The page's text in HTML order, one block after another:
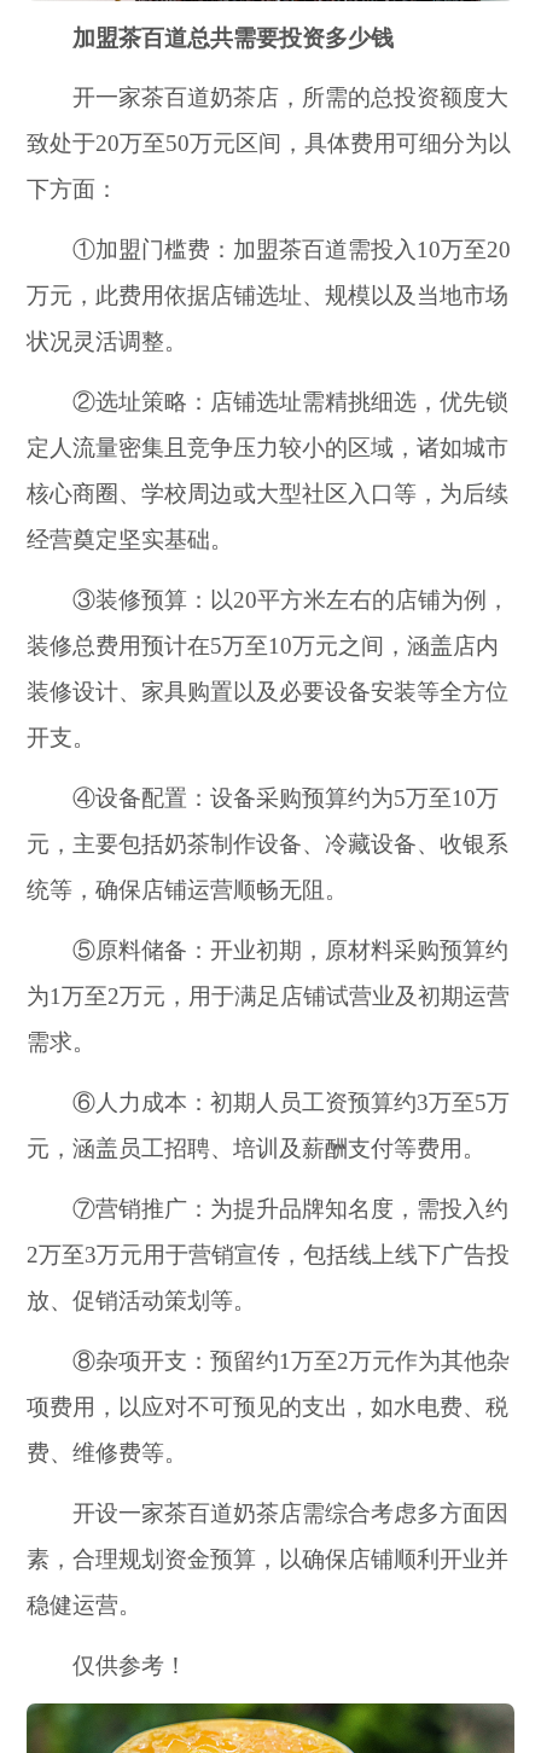
加盟茶百道总共需要投资多少钱
开一家茶百道奶茶店，所需的总投资额度大
致处于20万至50万元区间，具体费用可细分为以
下方面：
①加盟门槛费：加盟茶百道需投入10万至20
万元，此费用依据店铺选址、规模以及当地市场
状况灵活调整。
②选址策略：店铺选址需精挑细选，优先锁
定人流量密集且竞争压力较小的区域，诸如城市
核心商圈、学校周边或大型社区入口等，为后续
经营奠定坚实基础。
③装修预算：以20平方米左右的店铺为例，
装修总费用预计在5万至10万元之间，涵盖店内
装修设计、家具购置以及必要设备安装等全方位
开支。
④设备配置：设备采购预算约为5万至10万
元，主要包括奶茶制作设备、冷藏设备、收银系
统等，确保店铺运营顺畅无阻。
⑤原料储备：开业初期，原材料采购预算约
为1万至2万元，用于满足店铺试营业及初期运营
需求。
⑥人力成本：初期人员工资预算约3万至5万
元，涵盖员工招聘、培训及薪酬支付等费用。
⑦营销推广：为提升品牌知名度，需投入约
2万至3万元用于营销宣传，包括线上线下广告投
放、促销活动策划等。
⑧杂项开支：预留约1万至2万元作为其他杂
项费用，以应对不可预见的支出，如水电费、税
费、维修费等。
开设一家茶百道奶茶店需综合考虑多方面因
素，合理规划资金预算，以确保店铺顺利开业并
稳健运营。
仅供参考！